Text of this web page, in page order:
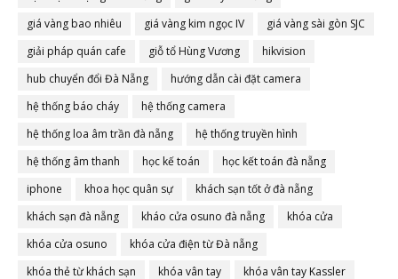
giá vàng bao nhiêu
giá vàng kim ngọc IV
giá vàng sài gòn SJC
giải pháp quán cafe
giỗ tổ Hùng Vương
hikvision
hub chuyển đổi Đà Nẵng
hướng dẫn cài đặt camera
hệ thống báo cháy
hệ thống camera
hệ thống loa âm trần đà nẵng
hệ thống truyền hình
hệ thống âm thanh
học kế toán
học kết toán đà nẵng
iphone
khoa học quân sự
khách sạn tốt ở đà nẵng
khách sạn đà nẵng
kháo cửa osuno đà nẵng
khóa cửa
khóa cửa osuno
khóa cửa điện từ Đà nẵng
khóa thẻ từ khách sạn
khóa vân tay khóa vân tay Kassler